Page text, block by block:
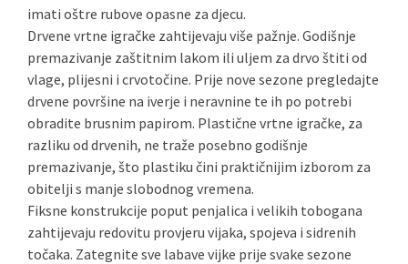
imati oštre rubove opasne za djecu.
Drvene vrtne igračke zahtijevaju više pažnje. Godišnje
premazivanje zaštitnim lakom ili uljem za drvo štiti od
vlage, plijesni i crvotočine. Prije nove sezone pregledajte
drvene površine na iverje i neravnine te ih po potrebi
obradite brusnim papirom. Plastične vrtne igračke, za
razliku od drvenih, ne traže posebno godišnje
premazivanje, što plastiku čini praktičnijim izborom za
obitelji s manje slobodnog vremena.
Fiksne konstrukcije poput penjalica i velikih tobogana
zahtijevaju redovitu provjeru vijaka, spojeva i sidrenih
točaka. Zategnite sve labave vijke prije svake sezone